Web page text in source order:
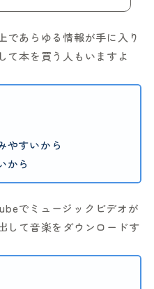
であらゆる情報が手に入り
て本を買う人もいますよ
やすいから
から
でミュージックビデオが
して音楽をダウンロードす